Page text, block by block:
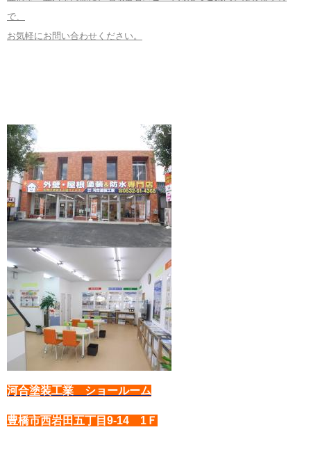
で、
お気軽にお問い合わせください。
河合塗装工業 ショールーム
豊橋市西岩田五丁目9-14 1Ｆ